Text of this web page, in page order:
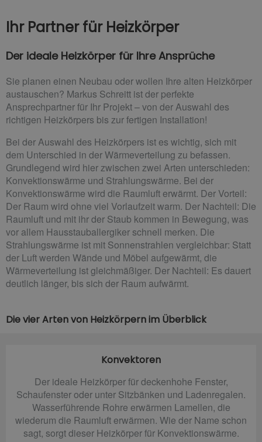
Ihr Partner für Heizkörper
Der ideale Heizkörper für Ihre Ansprüche
Sie planen einen Neubau oder wollen Ihre alten Heizkörper
austauschen? Markus Schreitt ist der perfekte
Ansprechpartner für Ihr Projekt – von der Auswahl des
richtigen Heizkörpers bis zur fertigen Installation!
Bei der Auswahl des Heizkörpers ist es wichtig, sich mit
dem Unterschied in der Wärmeverteilung zu befassen.
Grundlegend wird hier zwischen zwei Arten unterschieden:
Konvektionswärme und Strahlungswärme. Bei der
Konvektionswärme wird die Raumluft erwärmt. Der Vorteil:
Der Raum wird ohne viel Vorlaufzeit warm. Der Nachteil: Die
Raumluft und mit ihr der Staub kommen in Bewegung, was
vor allem Hausstauballergiker schnell merken. Die
Strahlungswärme ist mit Sonnenstrahlen vergleichbar: Statt
der Luft werden Wände und Möbel aufgewärmt, die
Wärmeverteilung ist gleichmäßiger. Der Nachteil: Es dauert
deutlich länger, bis sich der Raum aufwärmt.
Die vier Arten von Heizkörpern im Überblick
Konvektoren
Der ideale Heizkörper für deckenhohe Fenster,
Schaufenster oder unter Sitzbänken und Ladenregalen.
Wasserführende Rohre erwärmen Lamellen, die
wiederum die Raumluft erwärmen. Wie der Name schon
sagt, sorgt dieser Heizkörper für Konvektionswärme.